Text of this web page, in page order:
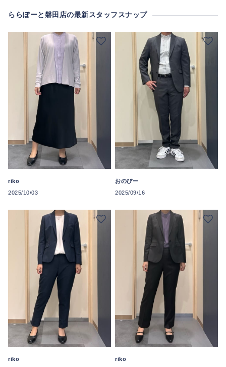
ららぽーと磐田店の最新スタッフスナップ
riko
2025/10/03
おのぴー
2025/09/16
riko
riko